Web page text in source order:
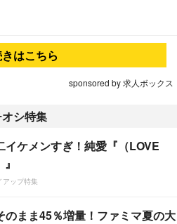
はこちら
sponsored by 求人ボックス
シ特集
イケメンすぎ！純愛『（LOVE
アップ特集
のまま45％増量！ファミマ夏の大